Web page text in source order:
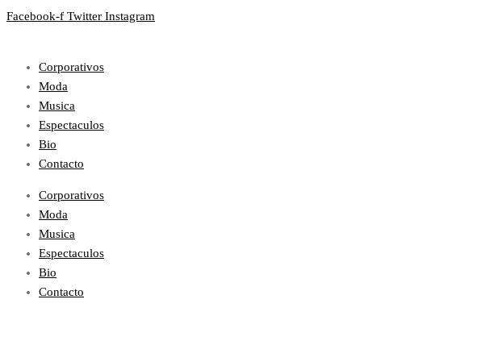
Facebook-f Twitter Instagram
Corporativos
Moda
Musica
Espectaculos
Bio
Contacto
Corporativos
Moda
Musica
Espectaculos
Bio
Contacto